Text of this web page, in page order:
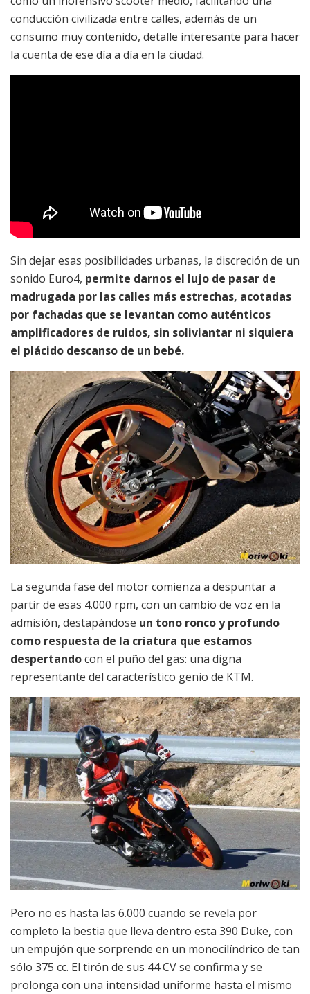
conducción civilizada entre calles, además de un
consumo muy contenido, detalle interesante para hacer
la cuenta de ese día a día en la ciudad.
Sin dejar esas posibilidades urbanas, la discreción de un
sonido Euro4, permite darnos el lujo de pasar de
madrugada por las calles más estrechas, acotadas
por fachadas que se levantan como auténticos
amplificadores de ruidos, sin soliviantar ni siquiera
el plácido descanso de un bebé.
La segunda fase del motor comienza a despuntar a
partir de esas 4.000 rpm, con un cambio de voz en la
admisión, destapándose un tono ronco y profundo
como respuesta de la criatura que estamos
despertandocon el puño del gas: una digna
representante del característico genio de KTM.
Pero no es hasta las 6.000 cuando se revela por
completo la bestia que lleva dentro esta 390 Duke, con
un empujón que sorprende en un monocilíndrico de tan
sólo 375 cc. El tirón de sus 44 CV se confirma y se
prolonga con una intensidad uniforme hasta el mismo